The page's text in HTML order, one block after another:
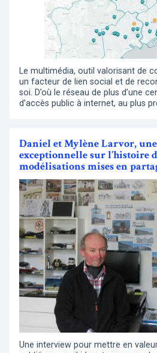
Le multimédia, outil valorisant de
un facteur de lien social et de
soi. D’où le réseau de plus d’une
d’accès public à internet, au plus
Daniel et Mylène Larvor,
exceptionnelle sur l’histoire
modélisations mises en
Une interview pour mettre en